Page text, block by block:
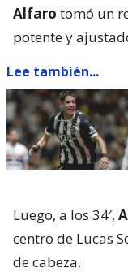
Alfaro tomó un
potente y
Lee también...
Luego, a los 34′,
centro de Lucas
de cabeza.